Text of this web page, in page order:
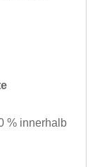
% innerhalb